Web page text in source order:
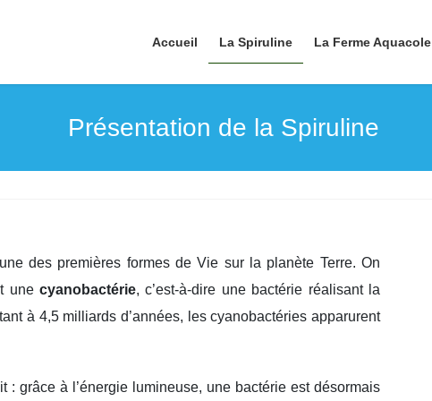
Accueil La Spiruline La Ferme Aquacole
Présentation de la Spiruline
des premières formes de Vie sur la planète Terre. On
une cyanobactérie, c’est-à-dire une bactérie réalisant la
à 4,5 milliards d’années, les cyanobactéries apparurent
: grâce à l’énergie lumineuse, une bactérie est désormais